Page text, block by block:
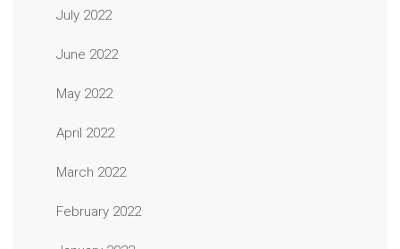
July 2022
June 2022
May 2022
April 2022
March 2022
February 2022